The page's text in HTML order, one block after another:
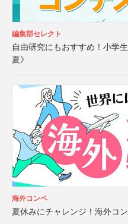
編集部セレクト
自由研究にもおすすめ！小学
夏》
海外コンペ
夏休みにチャレンジ！海外コ